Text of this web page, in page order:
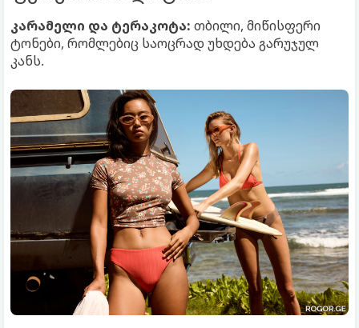
კარამელი და ტერაკოტა: თბილი, მიწისფერი
ტონები, რომლებიც საოცრად უხდება გარუჯულ
კანს.